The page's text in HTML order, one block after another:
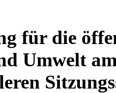
für die
Umwelt